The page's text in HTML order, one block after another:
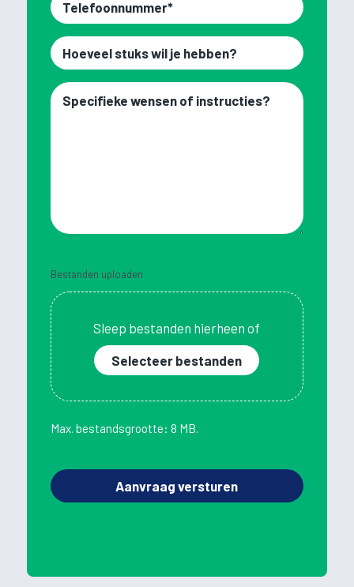
Hoeveel
stuks
wil
Specifieke
Bestanden uploaden
Sleep bestanden hierheen of
Selecteer bestanden
Max. bestandsgrootte: 8 MB.
Aanvraag versturen